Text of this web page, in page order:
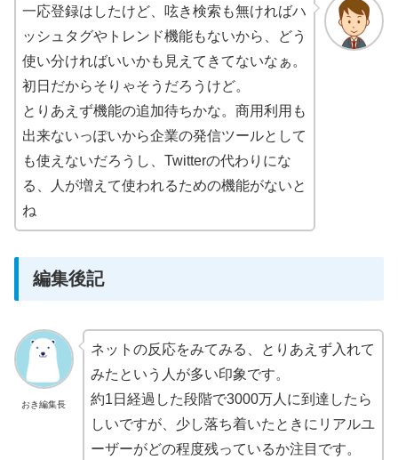
一応登録はしたけど、呟き検索も無ければハ
ッシュタグやトレンド機能もないから、どう
使い分ければいいかも見えてきてないなぁ。
初日だからそりゃそうだろうけど。
とりあえず機能の追加待ちかな。商用利用も
出来ないっぽいから企業の発信ツールとして
も使えないだろうし、Twitterの代わりにな
る、人が増えて使われるための機能がないと
ね
編集後記
おき編集長
ネットの反応をみてみる、とりあえず入れて
みたという人が多い印象です。
約1日経過した段階で3000万人に到達したら
しいですが、少し落ち着いたときにリアルユ
ーザーがどの程度残っているか注目です。